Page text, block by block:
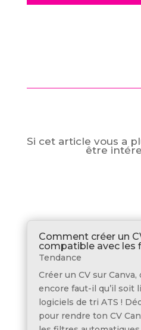
Si cet article vous a
être
Comment créer un
compatible avec les
Tendance
Créer un CV sur
encore faut-il qu’il soit
logiciels de tri ATS !
pour rendre ton CV